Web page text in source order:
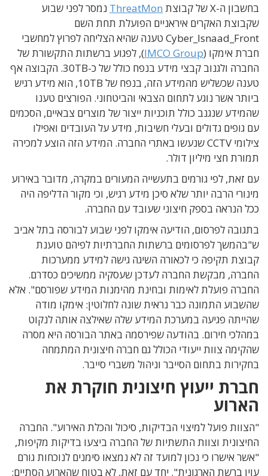
בחשבון ה-X של קבוצת ThreatMon נמסר לפני שבוע
שקבוצת האקרים איראניים הפועלת תחת השם
Cyber_Isnaad_Front טענה שהיא הצליחה לפרוץ למחשבי
חברת אימקו (IMCO Group), לפגוע ברשתות התקשורת של
החברה ולגנוב קבצי מידע בנפח כולל של כ-30TB. הקבוצה אף
טענה שכשליש מהמידע הזה, בנפח של 10TB, הוא מידע רגיש
ביותר אשר נוגע לתחום הצבאי והביטחוני. הפורצים טענו
שהמידע שנגנב כולל תוכניות ייצור של מוצרים צבאיים, הסכמים
עם גופים גדולים ובעלי חשיבות, מידע על העובדים ואפילו
צילומי CCTV שנעשו באתרי החברה. המידע הזה הוצע למכירה
תמורת חצי מיליון דולר.
עם זאת, לפי גורמים בתעשייה המעורים במקרה, מדובר באירוע
מינורי הרבה יותר שלא סיכן מידע רגיש, וכי מקור הדליפה היה
ככל הנראה בספק חיצוני שעובד עם החברה.
בתגובה לפרסום, הודיעה אימקו לפני שבוע לבורסה בתל אביב
ש"בהמשך לפרסומים ברשתות החברתיות לפיהם טוענת
קבוצת תקיפה כי לכאורה השיגה גישה למידע ממערכות
החברה, מבקשת החברה לעדכן שעסקיה ממשיכים כסדרם.
החברה פועלת לאימות ובחינת מהימנות המידע שפורסם". אלא
שהשבוע התמונה כבר נראית שונה לחלוטין: אימקו מודה
שהייתה פגיעה במערכת המידע שלה שאילצה אותה לנקוט
במהלכי חירום. בהודעה שפירסמה באתר הבורסה היא מסרה
שהקימה צוות ייעודי הכולל גם חברה חיצונית המתמחה
בחקירות בתחום הסייבר וניהול משברי סייבר.
חברת ייעוץ חיצונית חוקרת את
הארוע
"הצוות פועל למיצוי הבדיקות, סיכול והכלת האירוע". החברה
החיצונית וצוות התשתיות של החברה ביצעו בדיקות מקיפות,
"אשר אישרו כי נכון למועד זה לא נמצאו סימנים לנוכחות גורם
עוין ברשת הארגונית". יחד עם זאת, לא בטוח שהארוע הסתיים: